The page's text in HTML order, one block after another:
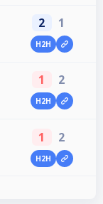
2 1
H2H
1 2
H2H
1 2
H2H